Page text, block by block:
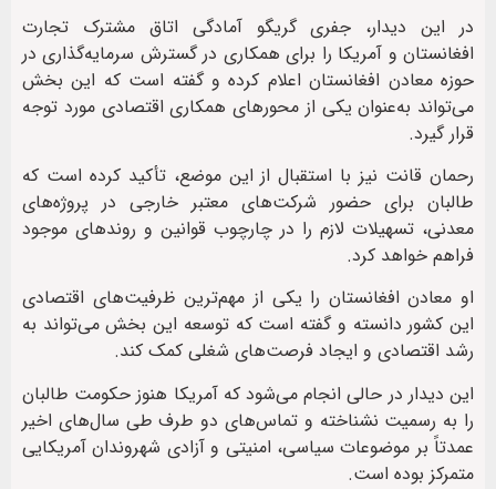
در این دیدار، جفری گریگو آمادگی اتاق مشترک تجارت
افغانستان و آمریکا را برای همکاری در گسترش سرمایه‌گذاری در
حوزه معادن افغانستان اعلام کرده و گفته است که این بخش
می‌تواند به‌عنوان یکی از محورهای همکاری اقتصادی مورد توجه
قرار گیرد.
رحمان قانت نیز با استقبال از این موضع، تأکید کرده است که
طالبان برای حضور شرکت‌های معتبر خارجی در پروژه‌های
معدنی، تسهیلات لازم را در چارچوب قوانین و روندهای موجود
فراهم خواهد کرد.
او معادن افغانستان را یکی از مهم‌ترین ظرفیت‌های اقتصادی
این کشور دانسته و گفته است که توسعه این بخش می‌تواند به
رشد اقتصادی و ایجاد فرصت‌های شغلی کمک کند.
این دیدار در حالی انجام می‌شود که آمریکا هنوز حکومت طالبان
را به رسمیت نشناخته و تماس‌های دو طرف طی سال‌های اخیر
عمدتاً بر موضوعات سیاسی، امنیتی و آزادی شهروندان آمریکایی
متمرکز بوده است.